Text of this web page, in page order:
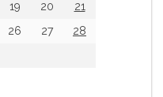
19 20
21
26 27
28